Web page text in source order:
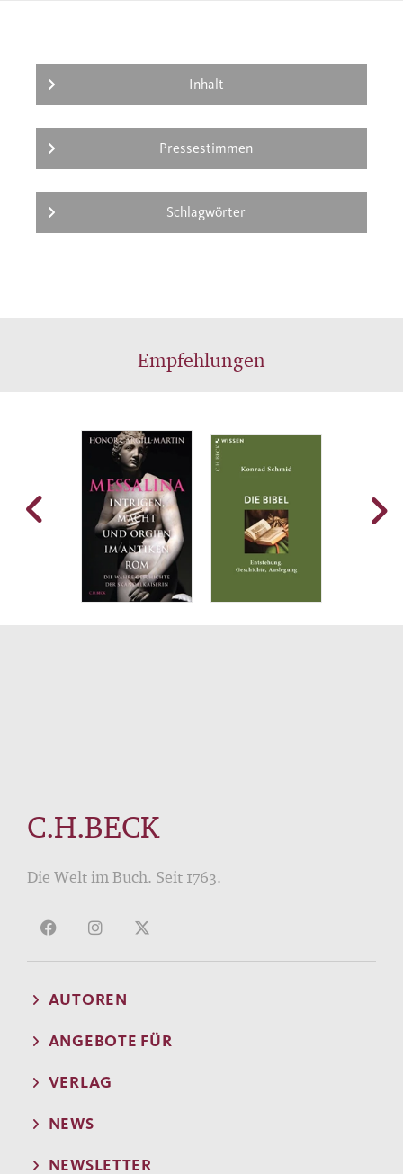
Inhalt
Pressestimmen
Schlagwörter
Empfehlungen
C.H.BECK
Die Welt im Buch. Seit 1763.
AUTOREN
ANGEBOTE FÜR
VERLAG
NEWS
NEWSLETTER